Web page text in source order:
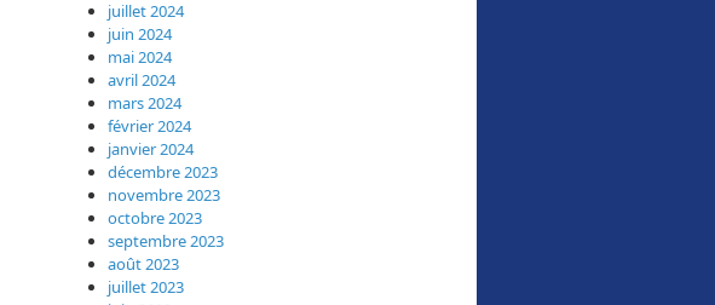
juillet 2024
juin 2024
mai 2024
avril 2024
mars 2024
février 2024
janvier 2024
décembre 2023
novembre 2023
octobre 2023
septembre 2023
août 2023
juillet 2023